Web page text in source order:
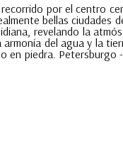
por el centro
bellas ciudades
revelando la
del agua y la
en piedra.